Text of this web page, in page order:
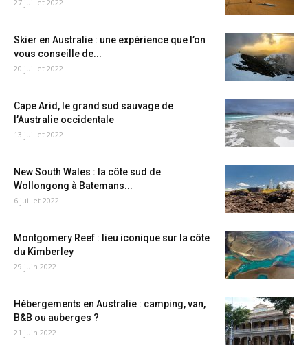
27 juillet 2022
Skier en Australie : une expérience que l’on
vous conseille de...
20 juillet 2022
Cape Arid, le grand sud sauvage de
l’Australie occidentale
13 juillet 2022
New South Wales : la côte sud de
Wollongong à Batemans...
6 juillet 2022
Montgomery Reef : lieu iconique sur la côte
du Kimberley
29 juin 2022
Hébergements en Australie : camping, van,
B&B ou auberges ?
21 juin 2022